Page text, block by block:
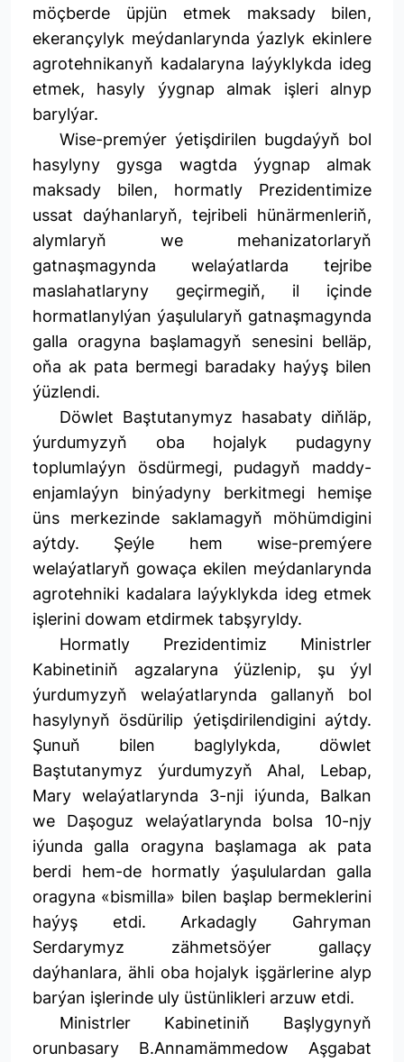
möçberde üpjün etmek maksady bilen,
ekerançylyk meýdanlarynda ýazlyk ekinlere
agrotehnikanyň kadalaryna laýyklykda ideg
etmek, hasyly ýygnap almak işleri alnyp
barylýar.
Wise-premýer ýetişdirilen bugdaýyň bol
hasylyny gysga wagtda ýygnap almak
maksady bilen, hormatly Prezidentimize
ussat daýhanlaryň, tejribeli hünärmenleriň,
alymlaryň we mehanizatorlaryň
gatnaşmagynda welaýatlarda tejribe
maslahatlaryny geçirmegiň, il içinde
hormatlanylýan ýaşulularyň gatnaşmagynda
galla oragyna başlamagyň senesini belläp,
oňa ak pata bermegi baradaky haýyş bilen
ýüzlendi.
Döwlet Baştutanymyz hasabaty diňläp,
ýurdumyzyň oba hojalyk pudagyny
toplumlaýyn ösdürmegi, pudagyň maddy-
enjamlaýyn binýadyny berkitmegi hemişe
üns merkezinde saklamagyň möhümdigini
aýtdy. Şeýle hem wise-premýere
welaýatlaryň gowaça ekilen meýdanlarynda
agrotehniki kadalara laýyklykda ideg etmek
işlerini dowam etdirmek tabşyryldy.
Hormatly Prezidentimiz Ministrler
Kabinetiniň agzalaryna ýüzlenip, şu ýyl
ýurdumyzyň welaýatlarynda gallanyň bol
hasylynyň ösdürilip ýetişdirilendigini aýtdy.
Şunuň bilen baglylykda, döwlet
Baştutanymyz ýurdumyzyň Ahal, Lebap,
Mary welaýatlarynda 3-nji iýunda, Balkan
we Daşoguz welaýatlarynda bolsa 10-njy
iýunda galla oragyna başlamaga ak pata
berdi hem-de hormatly ýaşululardan galla
oragyna «bismilla» bilen başlap bermeklerini
haýyş etdi. Arkadagly Gahryman
Serdarymyz zähmetsöýer gallaçy
daýhanlara, ähli oba hojalyk işgärlerine alyp
barýan işlerinde uly üstünlikleri arzuw etdi.
Ministrler Kabinetiniň Başlygynyň
orunbasary B.Annamämmedow Aşgabat